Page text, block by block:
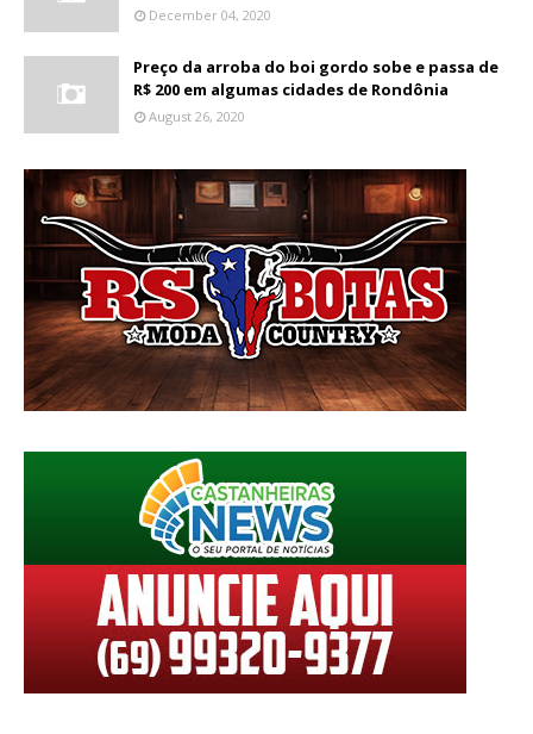
December 04, 2020
Preço da arroba do boi gordo sobe e passa de
R$ 200 em algumas cidades de Rondônia
August 26, 2020